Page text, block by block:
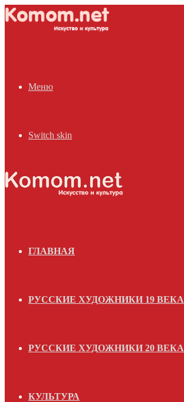
Меню
Switch skin
ГЛАВНАЯ
РУССКИЕ ХУДОЖНИКИ 19 ВЕКА
РУССКИЕ ХУДОЖНИКИ 20 ВЕКА
КУЛЬТУРА